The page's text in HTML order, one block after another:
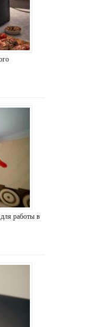
работы в